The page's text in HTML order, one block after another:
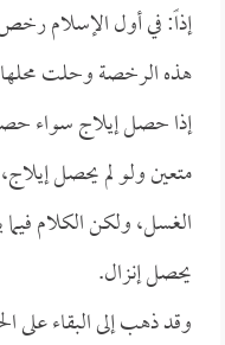
إذاً: في أول الإسلام
هذه الرخصة وحلت
إذا حصل إيلاج سواء
متعين ولو لم يحصل
الغسل، ولكن الكلام فيما
يحصل إنزال.
وقد ذهب إلى البقاء